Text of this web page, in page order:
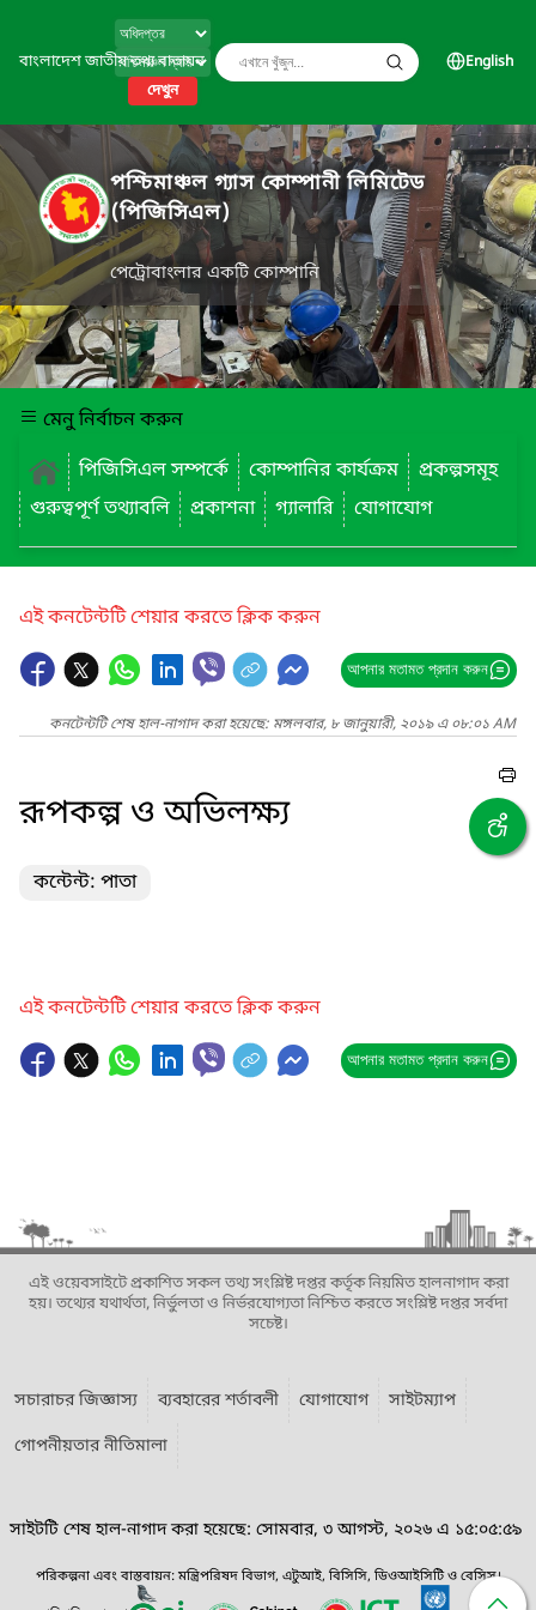
বাংলাদেশ জাতীয় তথ্য বাতায়ন
দেখুন
English
পশ্চিমাঞ্চল গ্যাস কোম্পানী লিমিটেড
(পিজিসিএল)
পেট্রোবাংলার একটি কোম্পানি
মেনু নির্বাচন করুন
পিজিসিএল সম্পর্কে
কোম্পানির কার্যক্রম
প্রকল্পসমূহ
গুরুত্বপূর্ণ তথ্যাবলি
প্রকাশনা গ্যালারি যোগাযোগ
এই কনটেন্টটি শেয়ার করতে ক্লিক করুন
আপনার মতামত প্রদান করুন
কনটেন্টটি শেষ হাল-নাগাদ করা হয়েছে: মঙ্গলবার, ৮ জানুয়ারী, ২০১৯ এ ০৮:০১ AM
রূপকল্প ও অভিলক্ষ্য
কন্টেন্ট: পাতা
এই কনটেন্টটি শেয়ার করতে ক্লিক করুন
আপনার মতামত প্রদান করুন
এই ওয়েবসাইটে প্রকাশিত সকল তথ্য সংশ্লিষ্ট দপ্তর কর্তৃক নিয়মিত হালনাগাদ করা
হয়। তথ্যের যথার্থতা, নির্ভুলতা ও নির্ভরযোগ্যতা নিশ্চিত করতে সংশ্লিষ্ট দপ্তর সর্বদা
সচেষ্ট।
সচারাচর জিজ্ঞাস্য ব্যবহারের শর্তাবলী যোগাযোগ
সাইটম্যাপ
গোপনীয়তার নীতিমালা
সাইটটি শেষ হাল-নাগাদ করা হয়েছে: সোমবার, ৩ আগস্ট, ২০২৬ এ ১৫:০৫:৫৯
পরিকল্পনা এবং বাস্তবায়ন: মন্ত্রিপরিষদ বিভাগ, এটুআই, বিসিসি, ডিওআইসিটি ও বেসিস।